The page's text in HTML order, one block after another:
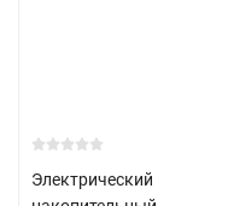
Электрический